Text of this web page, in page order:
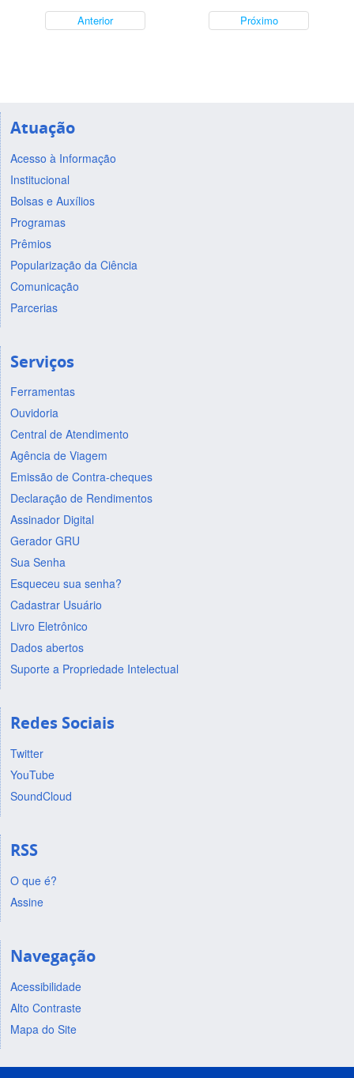
Anterior Próximo
Atuação
Acesso à Informação
Institucional
Bolsas e Auxílios
Programas
Prêmios
Popularização da Ciência
Comunicação
Parcerias
Serviços
Ferramentas
Ouvidoria
Central de Atendimento
Agência de Viagem
Emissão de Contra-cheques
Declaração de Rendimentos
Assinador Digital
Gerador GRU
Sua Senha
Esqueceu sua senha?
Cadastrar Usuário
Livro Eletrônico
Dados abertos
Suporte a Propriedade Intelectual
Redes Sociais
Twitter
YouTube
SoundCloud
RSS
O que é?
Assine
Navegação
Acessibilidade
Alto Contraste
Mapa do Site